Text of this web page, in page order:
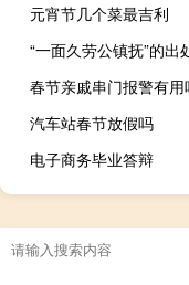
元宵节几个菜最吉利
“一面久劳公镇抚”的出
春节亲戚串门报警有用
汽车站春节放假吗
电子商务毕业答辩